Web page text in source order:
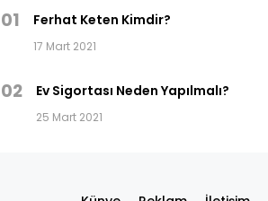
01
Ferhat Keten Kimdir?
17 Mart 2021
02 Ev Sigortası Neden Yapılmalı?
25 Mart 2021